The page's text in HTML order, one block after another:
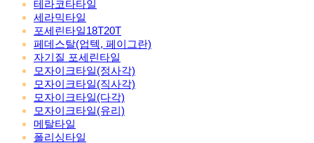
테라코타타일
세라믹타일
포세린타일18T20T
페데스탈(업텍, 페이그란)
자기질 포세린타일
모자이크타일(정사각)
모자이크타일(직사각)
모자이크타일(다각)
모자이크타일(유리)
메탈타일
폴리싱타일